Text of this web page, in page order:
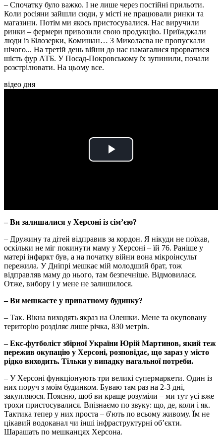
– Спочатку було важко. І не лише через постійні прильоти.
Коли росіяни зайшли сюди, у місті не працювали ринки та
магазини. Потім ми якось пристосувалися. Нас виручили
ринки – фермери привозили свою продукцію. Приїжджали
люди із Білозерки, Комишан… З Миколаєва не пропускали
нічого... На третій день війни до нас намагалися прорватися
шість фур АТБ. У Посад-Покровському їх зупинили, почали
розстрілювати. На цьому все.
відео дня
Play
– Ви залишалися у Херсоні із сім’єю?
– Дружину та дітей відправив за кордон. Я нікуди не поїхав,
оскільки не міг покинути маму у Херсоні – їй 76. Раніше у
матері інфаркт був, а на початку війни вона мікроінсульт
пережила. У Дніпрі мешкає мій молодший брат, тож
відправляв маму до нього, там безпечніше. Відмовилася.
Отже, вибору і у мене не залишилося.
– Ви мешкаєте у приватному будинку?
– Так. Вікна виходять якраз на Олешки. Мене та окуповану
територію розділяє лише річка, 830 метрів.
– Екс-футболіст збірної України Юрій Мартинов, який теж
пережив окупацію у Херсоні, розповідає, що зараз у місто
рідко виходить. Тільки у випадку нагальної потреби.
– У Херсоні функціонують три великі супермаркети. Один із
них поруч з моїм будинком. Буваю там раз на 2-3 дні,
закупляюся. Поясню, щоб ви краще розуміли – ми тут усі вже
трохи пристосувалися. Впізнаємо по звуку: що, де, коли і як.
Тактика тепер у них проста – б'ють по всьому живому. Їм не
цікавий водоканал чи інші інфраструктурні об’єкти.
Шарашать по мешканцях Херсона.